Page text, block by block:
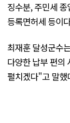
징수분, 주민세
등록면허세 등이
최재훈 달성군수
다양한 납부 편의
펼치겠다"고 말했